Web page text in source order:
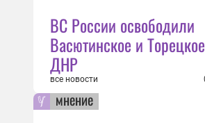
ВС России освободили
Васютинское и
ДНР
все новости
мнение